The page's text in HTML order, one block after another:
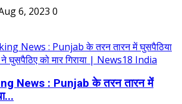
6, 2023 0
News : Punjab के तरन तारन में